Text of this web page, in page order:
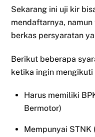
Sekarang ini uji kir
mendaftarnya,
berkas persyaratan
Berikut beberapa
ketika ingin
Harus memiliki
Bermotor)
Mempunyai STNK